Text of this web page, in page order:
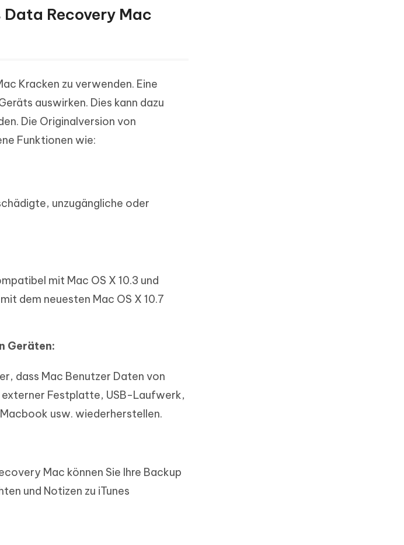
Data Recovery Mac
Kracken zu verwenden. Eine
auswirken. Dies kann dazu
Die Originalversion von
Funktionen wie:
unzugängliche oder
mit Mac OS X 10.3 und
dem neuesten Mac OS X 10.7
Geräten:
dass Mac Benutzer Daten von
externer Festplatte, USB-Laufwerk,
usw. wiederherstellen.
Mac können Sie Ihre Backup
und Notizen zu iTunes